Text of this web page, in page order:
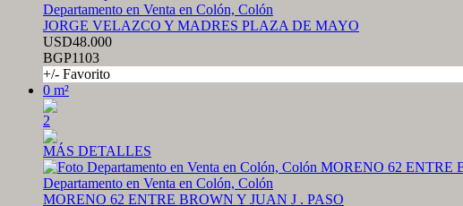
Departamento en Venta en Colón, Colón
JORGE VELAZCO Y MADRES PLAZA DE MAYO
USD48.000
BGP1103
+/- Favorito
0 m²
2
MÁS DETALLES
Departamento en Venta en Colón, Colón
MORENO 62 ENTRE BROWN Y JUAN J . PASO